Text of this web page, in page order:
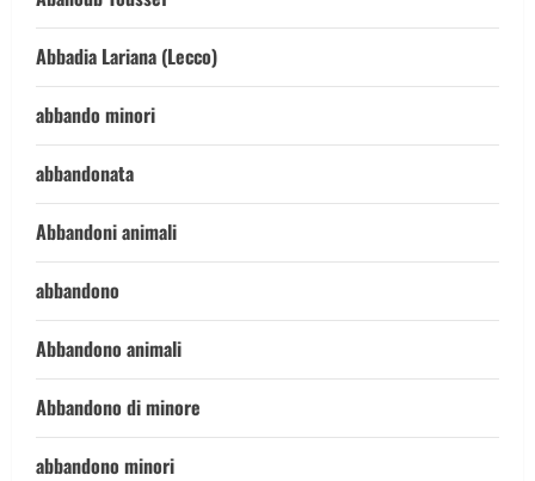
Abbadia Lariana (Lecco)
abbando minori
abbandonata
Abbandoni animali
abbandono
Abbandono animali
Abbandono di minore
abbandono minori